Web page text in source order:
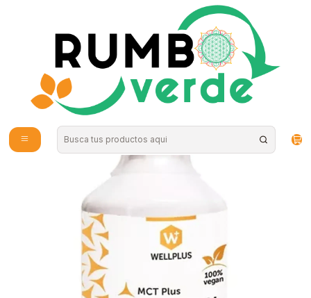
Envío gratis por compras sobre los 59.990 en la provincia de Santiago
Sports Nutrition